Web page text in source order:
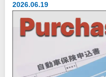
2026.06.19